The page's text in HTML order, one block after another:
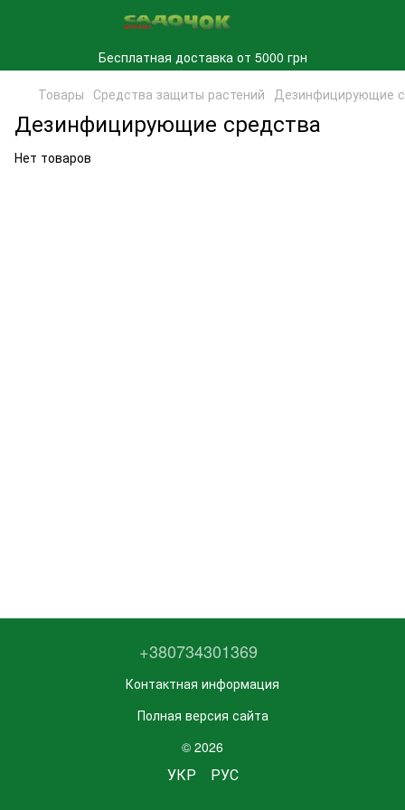
Бесплатная доставка от 5000 грн
Товары Средства защиты растений Дезинфицирующие
Дезинфицирующие средства
Нет товаров
+380734301369
Контактная информация
Полная версия сайта
© 2026
УКР РУС